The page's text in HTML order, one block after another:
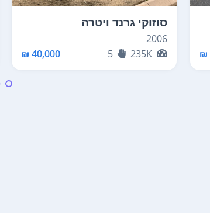
סוזוקי גרנד ויטרה
2006
235K
5
40,000 ₪